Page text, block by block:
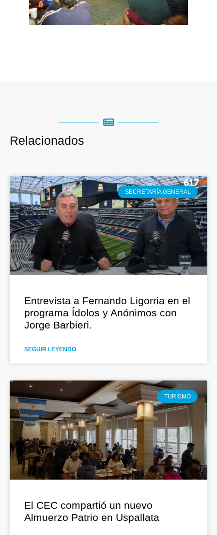
Relacionados
SECRETARÍA GENERAL
Entrevista a Fernando Ligorria en el
programa Ídolos y Anónimos con
Jorge Barbieri.
SEGUIR LEYENDO
TURISMO
El CEC compartió un nuevo
Almuerzo Patrio en Uspallata